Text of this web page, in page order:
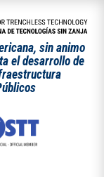
sin animo
el desarrollo de